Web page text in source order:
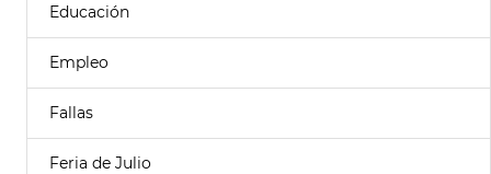
Educación
Empleo
Fallas
Feria de Julio